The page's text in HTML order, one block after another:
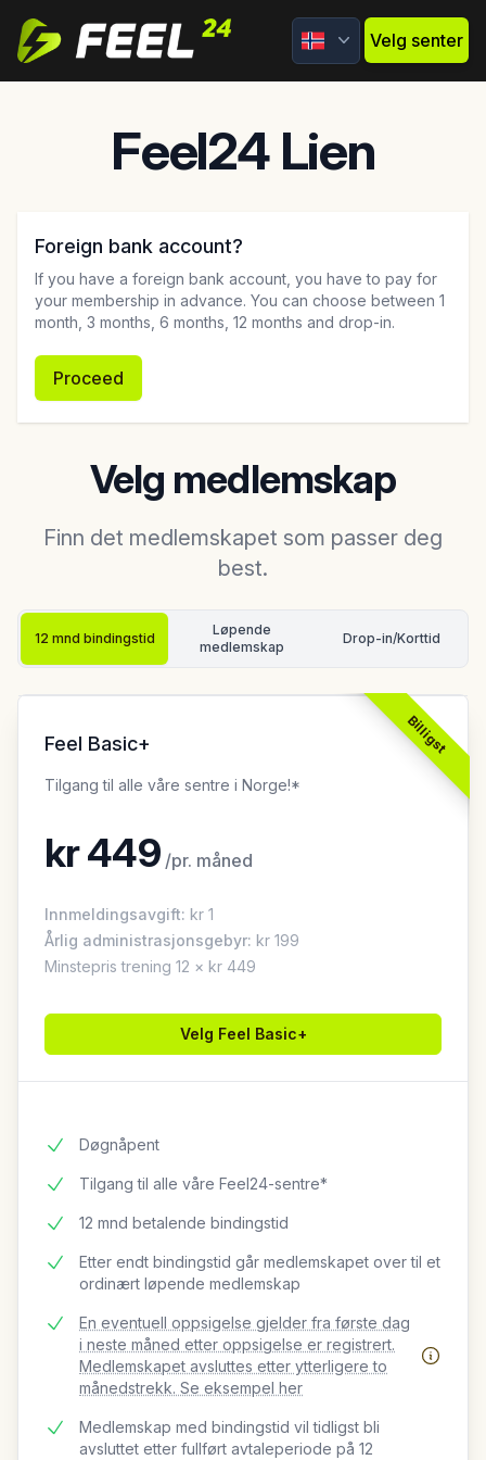
Feel24 Velg senter
Feel24 Lien
Foreign bank account?
If you have a foreign bank account, you have to pay for
your membership in advance. You can choose between 1
month, 3 months, 6 months, 12 months and drop-in.
Proceed
Velg medlemskap
Finn det medlemskapet som passer deg
best.
12 mnd bindingstid
Løpende
medlemskap
Drop-in/Korttid
Billigst
Feel Basic+
Tilgang til alle våre sentre i Norge!*
kr449 /pr. måned
Innmeldingsavgift: kr 1
Årlig administrasjonsgebyr: kr 199
Minstepris trening 12 × kr 449
Velg Feel Basic+
Døgnåpent
Tilgang til alle våre Feel24-sentre*
12 mnd betalende bindingstid
Etter endt bindingstid går medlemskapet over til et
ordinært løpende medlemskap
En eventuell oppsigelse gjelder fra første dag
i neste måned etter oppsigelse er registrert.
Medlemskapet avsluttes etter ytterligere to
månedstrekk. Se eksempel her
Medlemskap med bindingstid vil tidligst bli
avsluttet etter fullført avtaleperiode på 12